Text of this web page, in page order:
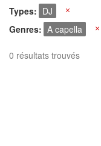
Types DJ
Genres
A capella
0 résultats trouvés